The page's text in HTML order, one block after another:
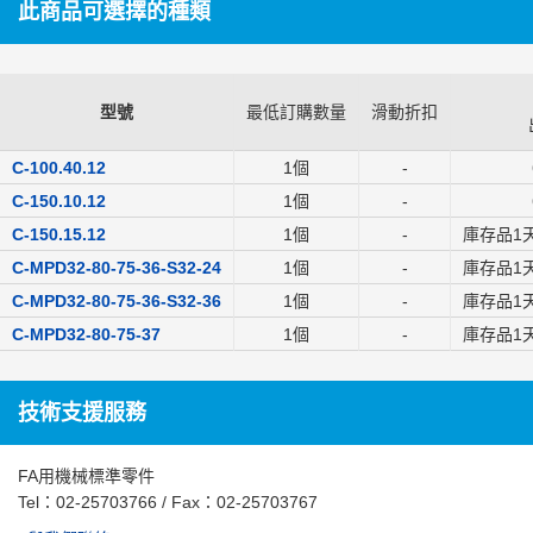
此商品可選擇的種類
型號 最低訂購數量 滑動折扣
C-100.40.12 1個 -
C-150.10.12
1個 -
C-150.15.12
1個 -
庫存品1
C-MPD32-80-75-36-S32-24
1個 -
庫存品1
C-MPD32-80-75-36-S32-36
1個 -
庫存品1
C-MPD32-80-75-37
1個 - 庫存品1
技術支援服務
FA用機械標準零件
Tel： 02-25703766 / Fax：02-25703767